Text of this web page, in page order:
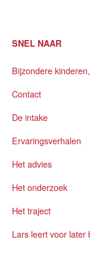
SNEL NAAR
Bijzondere
Contact
De intake
Ervaringsverhalen
Het advies
Het onderzoek
Het traject
Lars leert voor later